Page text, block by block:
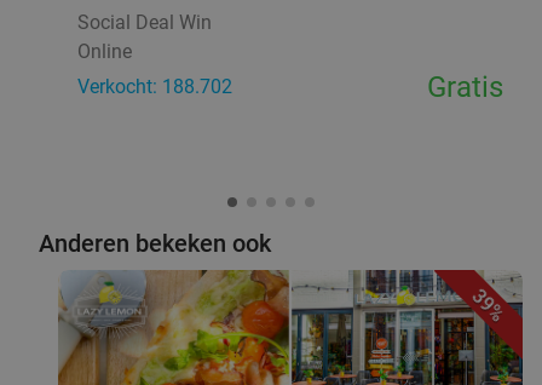
Social Deal Win
Online
Verkocht: 188.702
Gratis
Anderen bekeken ook
39%